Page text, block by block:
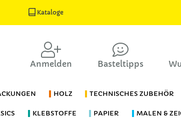
Kataloge
Anmelden Basteltipps
HOLZ TECHNISCHES ZUBEHÖR
KLEBSTOFFE PAPIER MALEN &